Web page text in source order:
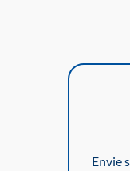
Envie